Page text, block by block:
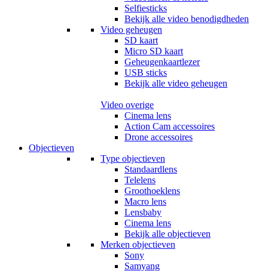
Selfiesticks
Bekijk alle video benodigdheden
Video geheugen
SD kaart
Micro SD kaart
Geheugenkaartlezer
USB sticks
Bekijk alle video geheugen
Video overige
Cinema lens
Action Cam accessoires
Drone accessoires
Objectieven
Type objectieven
Standaardlens
Telelens
Groothoeklens
Macro lens
Lensbaby
Cinema lens
Bekijk alle objectieven
Merken objectieven
Sony
Samyang